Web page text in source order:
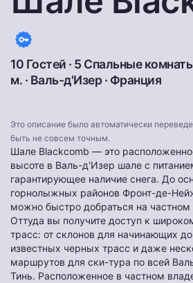
10 Гостей · 5 Спальные
м. · Валь-д'Изер · Франция
Это описание было автоматически
быть не совсем точным.
Шале Blackcomb — это
высоте в Валь-д'Изер шале с
гарантирующее наличие снега. До
горнолыжных районов Фронт-де-
можно быстро добраться на частном
Оттуда вы получите доступ к
трасс: от склонов для начинающих
известных черных трасс и даже
маршрутов для ски-тура по всей
Тинь. Расположенное в частном